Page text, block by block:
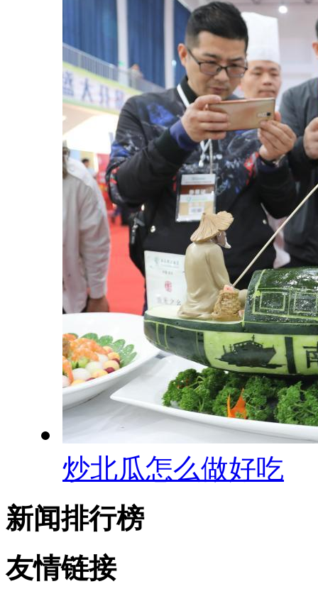
炒北瓜怎么做好吃
新闻排行榜
友情链接